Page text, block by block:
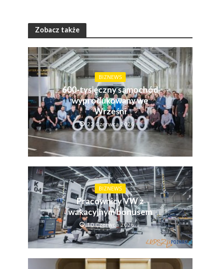
Zobacz także
BIZNEWS
600-tysięczny samochód
wyprodukowany we
Wrześni
22 Czerwca 2026
BIZNEWS
Pracownicy VW z
wakacyjnym bonusem
10 Czerwca 2026